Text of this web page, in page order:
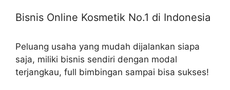
Bisnis Online Kosmetik No.1 di Indonesia
Peluang usaha yang mudah dijalankan siapa
saja, miliki bisnis sendiri dengan modal
terjangkau, full bimbingan sampai bisa sukses!